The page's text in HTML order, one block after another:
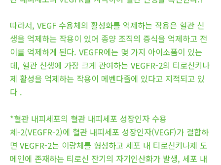
따라서, VEGF 수용체의 활성화를 억제하는 작용은 혈관 신
생을 억제하는 작용이 있어 종양 조직의 증식을 억제하고 전
이를 억제하게 된다. VEGFR에는 몇 가지 아이소폼이 있는
데, 혈관 신생에 가장 크게 관여하는 VEGFR-2의 티로신키나
제 활성을 억제하는 작용이 메벤다졸에 있다고 지적되고 있
다 .
*혈관 내피세포의 혈관 내피세포 성장인자 수용
체-2(VEGFR-2)에 혈관 내피세포 성장인자(VEGF)가 결합하
면 VEGFR-2는 이량체를 형성하고 세포 내 티로신키나제 도
메인에 존재하는 티로신 잔기의 자기인산화가 발생, 세포 내